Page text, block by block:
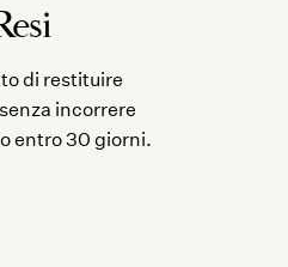
di restituire
incorrere
entro 30 giorni.